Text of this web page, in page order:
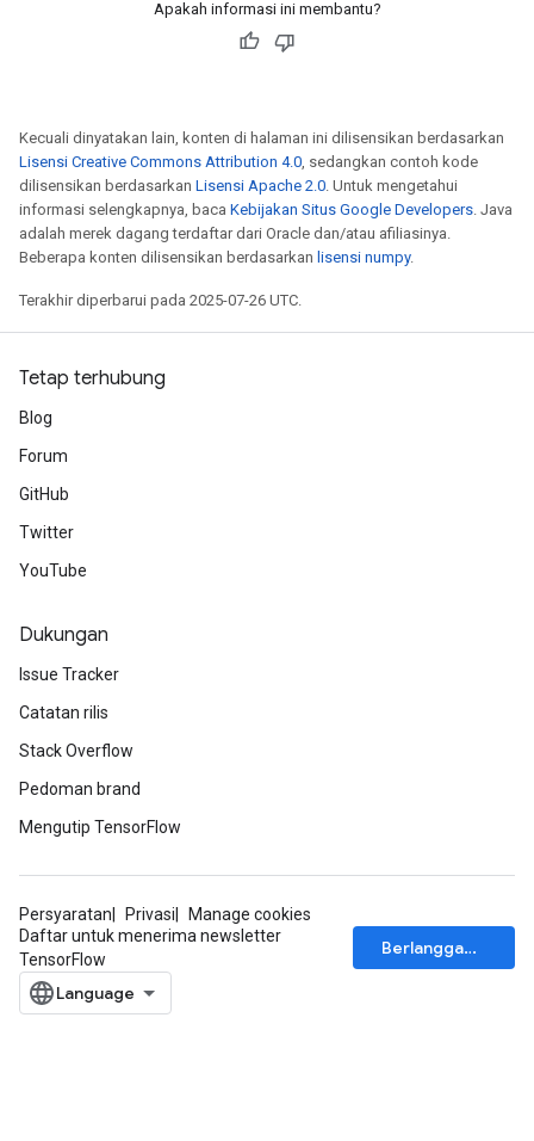
Apakah informasi ini membantu?
Kecuali dinyatakan lain, konten di halaman ini dilisensikan berdasarkan
Lisensi Creative Commons Attribution 4.0, sedangkan contoh kode
dilisensikan berdasarkan Lisensi Apache 2.0. Untuk mengetahui
informasi selengkapnya, baca Kebijakan Situs Google Developers. Java
adalah merek dagang terdaftar dari Oracle dan/atau afiliasinya.
Beberapa konten dilisensikan berdasarkan lisensi numpy.
Terakhir diperbarui pada 2025-07-26 UTC.
Tetap terhubung
Blog
Forum
GitHub
Twitter
YouTube
Dukungan
Issue Tracker
Catatan rilis
Stack Overflow
Pedoman brand
Mengutip TensorFlow
Persyaratan Privasi
Manage cookies
Daftar untuk menerima newsletter
TensorFlow
Berlangganan